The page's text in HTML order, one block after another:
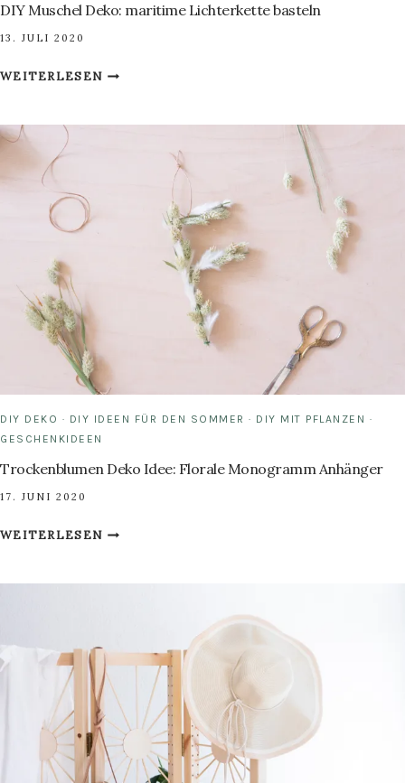
DIY Muschel Deko: maritime Lichterkette basteln
13. JULI 2020
WEITERLESENDIY
LICHTERKETTE
DIY DEKO · DIY IDEEN FÜR DEN SOMMER · DIY MIT PFLANZEN ·
GESCHENKIDEEN
Trockenblumen Deko Idee: Florale Monogramm Anhänger
17. JUNI 2020
WEITERLESENTROCKENBLUMEN